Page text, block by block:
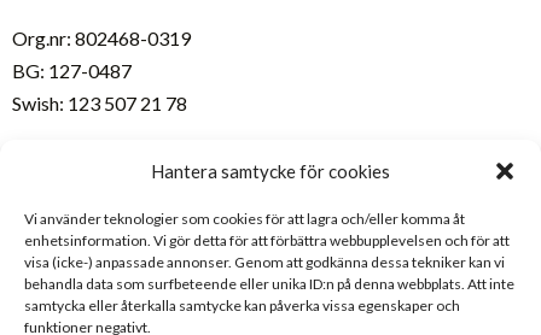
Hantera samtycke för cookies
Vi använder teknologier som cookies för att lagra och/eller komma åt
enhetsinformation. Vi gör detta för att förbättra webbupplevelsen och för att
visa (icke-) anpassade annonser. Genom att godkänna dessa tekniker kan vi
behandla data som surfbeteende eller unika ID:n på denna webbplats. Att inte
samtycka eller återkalla samtycke kan påverka vissa egenskaper och
funktioner negativt.
Org.nr: 802468-0319
BG: 127-0487
Swish: 123 507 21 78
För deltagare/studerande
SchoolSoft – inloggning
Skolans kalendarium
CSN
Folkhögskola.nu